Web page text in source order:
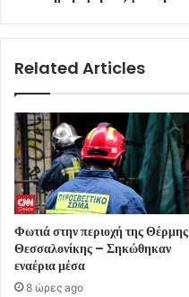
Related Articles
Φωτιά στην περιοχή της Θέρμης
Θεσσαλονίκης – Σηκώθηκαν
εναέρια μέσα
8 ώρες ago